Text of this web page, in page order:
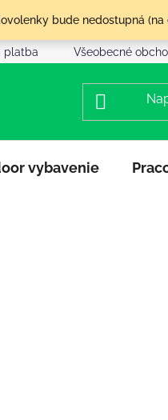
bude nedostupná
platba Všeobecné
vybavenie